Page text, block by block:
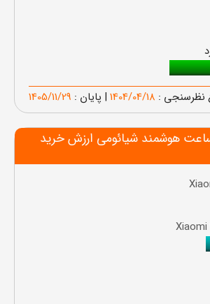
نظرسنجی : 1404/04/18 | پایان : 1405/11/29
هوشمند شیائومی ارزش خرید
Xiaomi